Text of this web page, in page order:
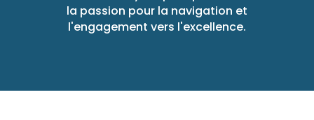
la passion pour la navigation et
l'engagement vers l'excellence.